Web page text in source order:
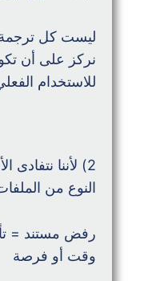
ليست كل
نركز على أن
للاستخدام
2) لأننا
النوع من
رفض مستند =
وقت أو فرصة